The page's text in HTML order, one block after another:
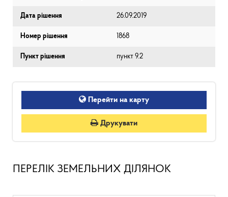
Дата рішення 26.09.2019
Номер рішення 1868
Пункт рішення пункт 9.2
Перейти на карту
Друкувати
ПЕРЕЛІК ЗЕМЕЛЬНИХ ДІЛЯНОК